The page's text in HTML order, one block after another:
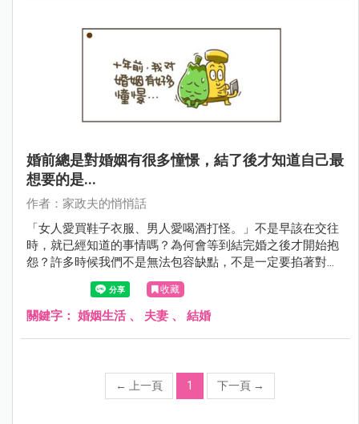
婚前總是對婚姻有很多憧憬，結了後才知道自己最
想要的是...
作者：家政夫的悄悄話
「女人愛買鞋子衣服、男人愛喝酒打怪。」不是早該在交往
時，就已經知道的事情嗎？為何會等到結完婚之後才開始抱
怨？許多時候我們不是無法包容缺點，不是一定要掐著對方
逼對方改，而是期待被愛，所以直接告訴他〈她〉吧！
收藏
關鍵字： 婚姻生活、 夫妻 、 結婚
← 上一頁 1 下一頁 →